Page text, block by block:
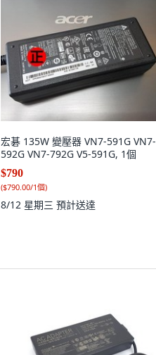
宏碁 135W 變壓器 VN7-591G VN7-
592G VN7-792G V5-591G, 1個
$790
($790.00/1個)
8/12 星期三 預計送達